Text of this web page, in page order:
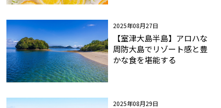
2025年08月27日
【室津大島半島】アロハな
周防大島でリゾート感と豊
かな食を堪能する
2025年08月29日